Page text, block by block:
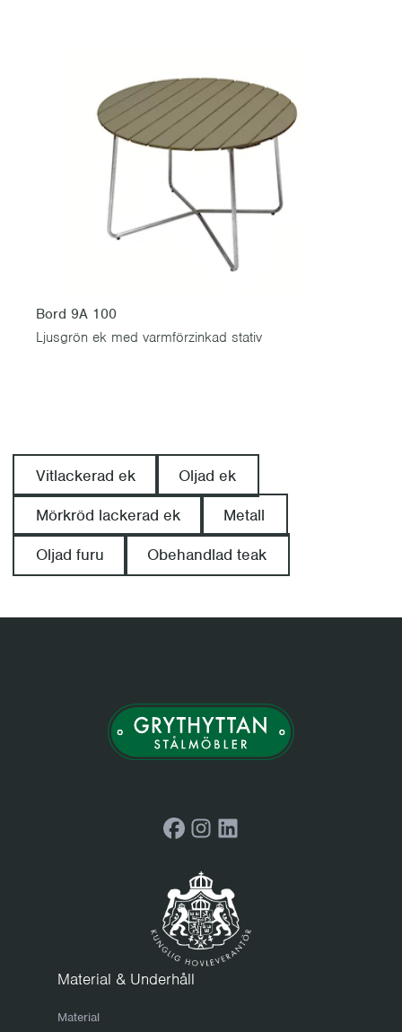
Bord 9A 100
Ljusgrön ek med varmförzinkad stativ
Vitlackerad ek
Oljad ek
Mörkröd lackerad ek
Metall
Oljad furu
Obehandlad teak
FacebookInstagramLinkedIn
Material & Underhåll
Material